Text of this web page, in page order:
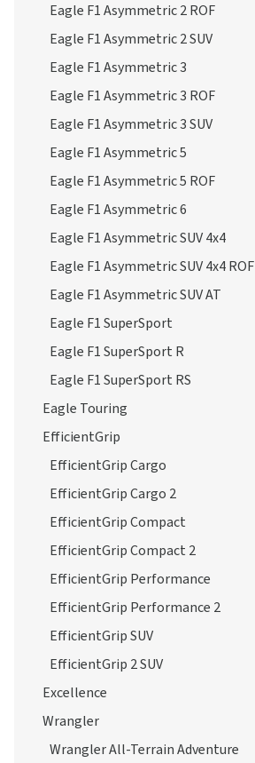
Eagle F1 Asymmetric 2 ROF
Eagle F1 Asymmetric 2 SUV
Eagle F1 Asymmetric 3
Eagle F1 Asymmetric 3 ROF
Eagle F1 Asymmetric 3 SUV
Eagle F1 Asymmetric 5
Eagle F1 Asymmetric 5 ROF
Eagle F1 Asymmetric 6
Eagle F1 Asymmetric SUV 4x4
Eagle F1 Asymmetric SUV 4x4 ROF
Eagle F1 Asymmetric SUV AT
Eagle F1 SuperSport
Eagle F1 SuperSport R
Eagle F1 SuperSport RS
Eagle Touring
EfficientGrip
EfficientGrip Cargo
EfficientGrip Cargo 2
EfficientGrip Compact
EfficientGrip Compact 2
EfficientGrip Performance
EfficientGrip Performance 2
EfficientGrip SUV
EfficientGrip 2 SUV
Excellence
Wrangler
Wrangler All-Terrain Adventure